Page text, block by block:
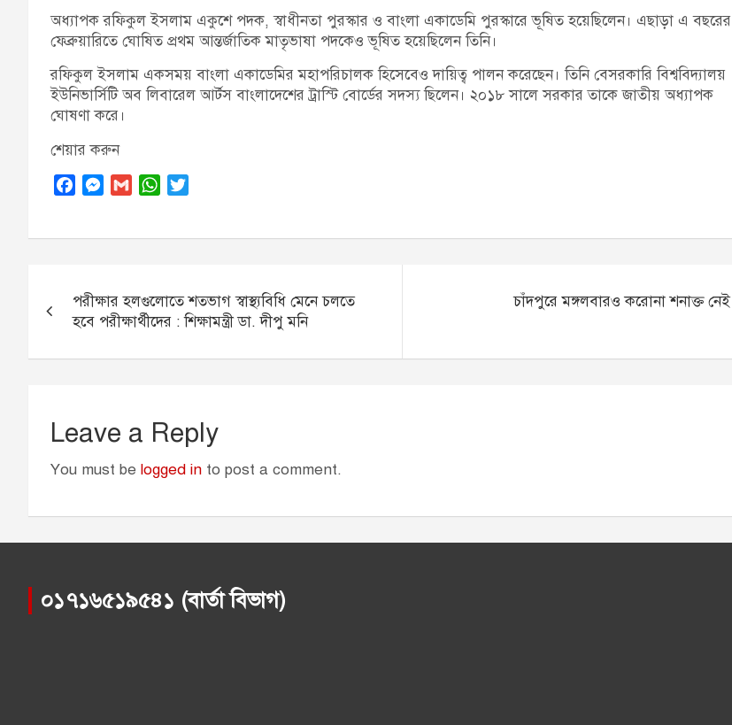
অধ্যাপক রফিকুল ইসলাম একুশে পদক, স্বাধীনতা পুরস্কার ও বাংলা একাডেমি পুরস্কারে ভূষিত হয়েছিলেন। এছাড়া এ বছরের
ফেব্রুয়ারিতে ঘোষিত প্রথম আন্তর্জাতিক মাতৃভাষা পদকেও ভূষিত হয়েছিলেন তিনি।
রফিকুল ইসলাম একসময় বাংলা একাডেমির মহাপরিচালক হিসেবেও দায়িত্ব পালন করেছেন। তিনি বেসরকারি বিশ্ববিদ্যালয়
ইউনিভার্সিটি অব লিবারেল আর্টস বাংলাদেশের ট্রাস্টি বোর্ডের সদস্য ছিলেন। ২০১৮ সালে সরকার তাকে জাতীয় অধ্যাপক
ঘোষণা করে।
শেয়ার করুন
o
o
k
M
n
g
r
G
W
A
p
e
r
navigation
পরীক্ষার হলগুলোতে শতভাগ স্বাস্থ্যবিধি মেনে চলতে
হবে পরীক্ষার্থীদের : শিক্ষামন্ত্রী ডা. দীপু মনি
চাঁদপুরে মঙ্গলবারও করোনা শনাক্ত নেই
Leave a Reply
You must be logged in to post a comment.
০১৭১৬৫১৯৫৪১ (বার্তা বিভাগ)